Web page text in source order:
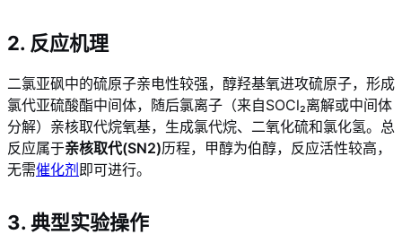
2. 反应机理
二氯亚砜中的硫原子亲电性较强，醇羟基氧进攻硫原子，形成
氯代亚硫酸酯中间体，随后氯离子（来自SOCl₂离解或中间体
分解）亲核取代烷氧基，生成氯代烷、二氧化硫和氯化氢。总
反应属于亲核取代(SN2)历程，甲醇为伯醇，反应活性较高，
无需催化剂即可进行。
3. 典型实验操作